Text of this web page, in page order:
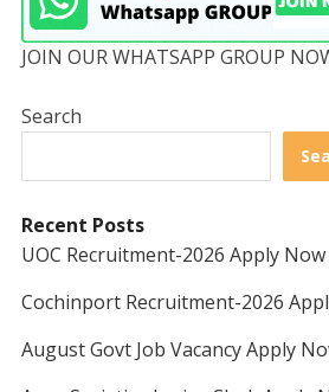
JOIN OUR WHATSAPP GROUP
Search
Recent Posts
UOC Recruitment-2026 Apply Now
Cochinport Recruitment-2026
August Govt Job Vacancy Apply